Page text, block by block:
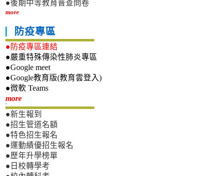
●後期中等教育普查問卷
more
防疫專區
●防疫專區連結
●嚴重特殊傳染性肺炎專區
●Google meet
●Google教育版(教育雲登入)
●微軟 Teams
more新生專區
●新生報到
●招生管道名額
●特色招生報名
●運動績優招生報名
●歷年升學榜單
●日校轉學考